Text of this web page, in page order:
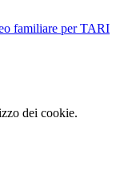
familiare per TARI
dei cookie.